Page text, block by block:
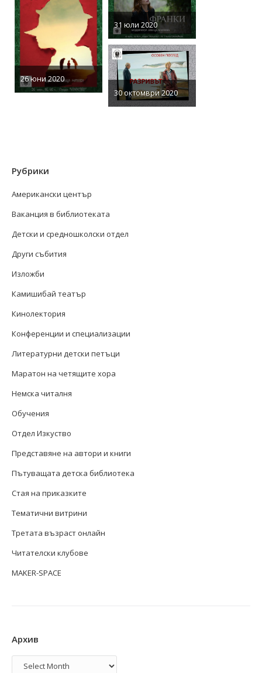
26 юни 2020
31 юли 2020
30 октомври 2020
Рубрики
Американски център
Ваканция в библиотеката
Детски и средношколски отдел
Други събития
Изложби
Камишибай театър
Кинолектория
Конференции и специализации
Литературни детски петъци
Маратон на четящите хора
Немска читалня
Обучения
Отдел Изкуство
Представяне на автори и книги
Пътуващата детска библиотека
Стая на приказките
Тематични витрини
Третата възраст онлайн
Читателски клубове
MAKER-SPACE
Архив
Архив